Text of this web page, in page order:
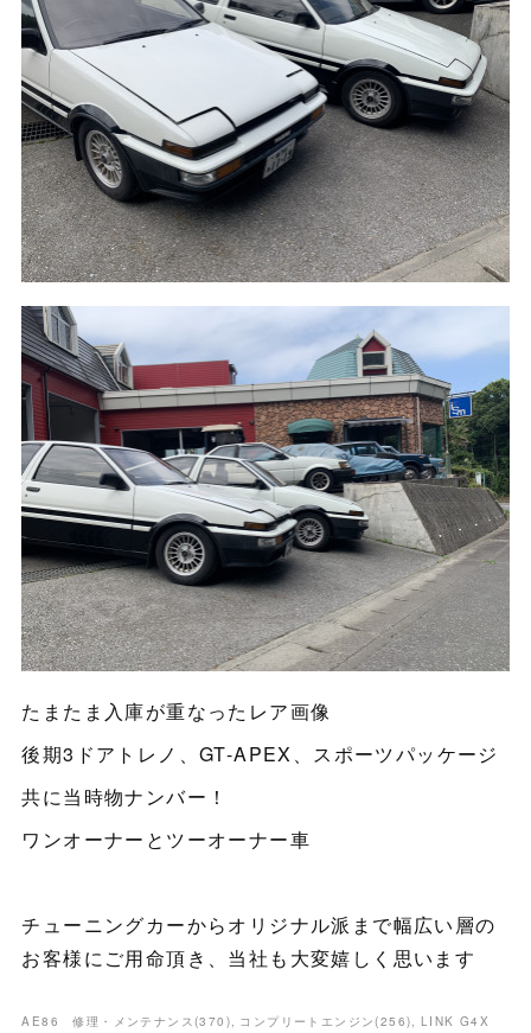
たまたま入庫が重なったレア画像
後期3ドアトレノ、GT-APEX、スポーツパッケージ
共に当時物ナンバー！
ワンオーナーとツーオーナー車
チューニングカーからオリジナル派まで幅広い層の
お客様にご用命頂き、当社も大変嬉しく思います
AE86 修理・メンテナンス(370 ) コンプリートエンジン(256)
LINK G4X